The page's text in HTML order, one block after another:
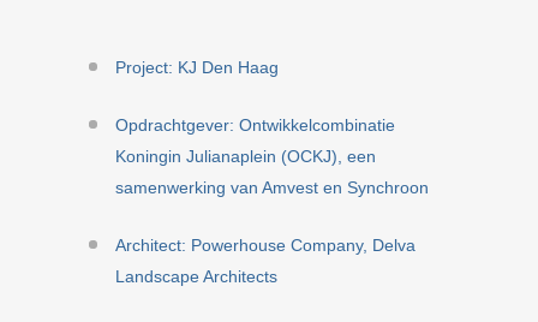
Project: KJ Den Haag
Opdrachtgever: Ontwikkelcombinatie
Koningin Julianaplein (OCKJ), een
samenwerking van Amvest en Synchroon
Architect: Powerhouse Company, Delva
Landscape Architects